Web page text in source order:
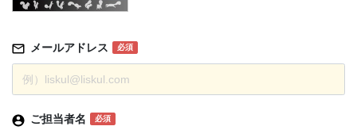
メールアドレス 必須
ご担当者名 必須